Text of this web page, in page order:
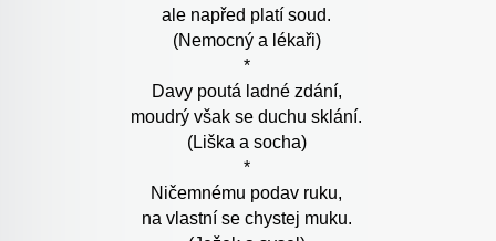
ale napřed platí soud.
(Nemocný a lékaři)
*
Davy poutá ladné zdání,
moudrý však se duchu sklání.
(Liška a socha)
*
Ničemnému podav ruku,
na vlastní se chystej muku.